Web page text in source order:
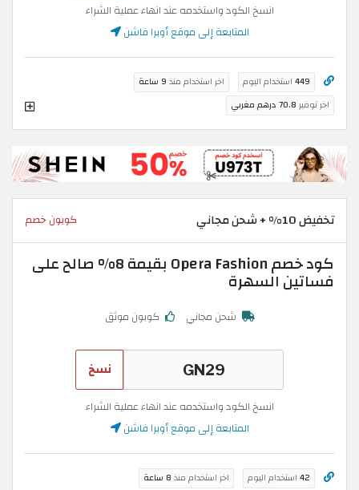
انسخ الكود واستخدمه عند انهاء عملية الشراء
المتابعة إلى موقع أوبرا فاشن
449 استخدام اليوم اخر استخدام منذ 9 ساعة
اخر توفير 70.8 درهم مغربي
تخفيض 10% + شحن مجاني كوبون خصم
كود خصم Opera Fashion بقيمة 8% صالح على
فساتين السهرة
شحن مجاني كوبون موثق
نسخ
انسخ الكود واستخدمه عند انهاء عملية الشراء
المتابعة إلى موقع أوبرا فاشن
42 استخدام اليوم اخر استخدام منذ 8 ساعة